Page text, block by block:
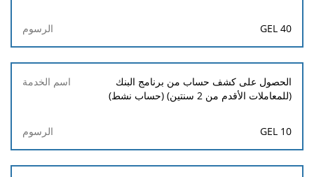
40 GEL
الحصول على كشف حساب من برنامج البنك
(للمعاملات الأقدم من 2 سنتين) (حساب نشط)
10 GEL